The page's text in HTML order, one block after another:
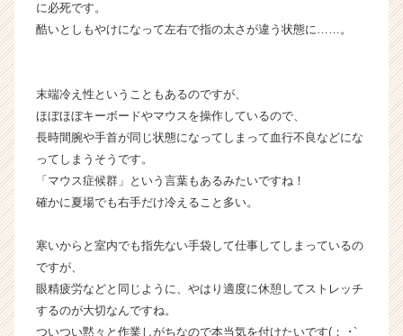
の
ラ
イ
ン】
ベ
ン
ー・
長
企
業
に必死です。
酷いとしもやけになって左右で指の太さが違う状態に……。
末端冷え性ということもあるのですが、
ほぼほぼキーボードやマウスを操作しているので、
長時間腕や手首が同じ状態になってしまって血行不良などにな
ってしまうそうです。
「マウス症候群」という言葉もあるみたいですね！
確かに夏場でも右手だけ冷えること多い。
寒いからと室内でも指先ない手袋して仕事してしまっているの
ですが、
眼精疲労などと同じように、やはり適度に休憩してストレッチ
するのが大切なんですね。
ついつい黙々と作業しがちなので本当気を付けたいです(； ･`